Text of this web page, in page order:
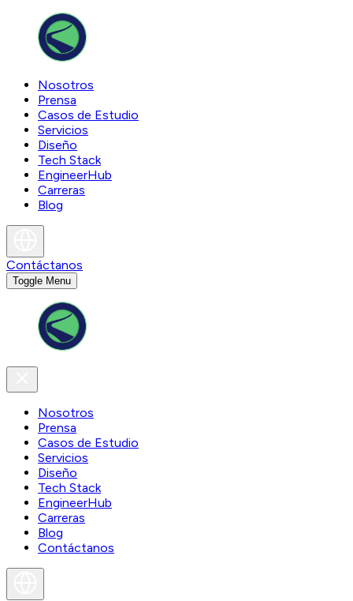
Nosotros
Prensa
Casos de Estudio
Servicios
Diseño
Tech Stack
EngineerHub
Carreras
Blog
Contáctanos
Toggle Menu
Nosotros
Prensa
Casos de Estudio
Servicios
Diseño
Tech Stack
EngineerHub
Carreras
Blog
Contáctanos